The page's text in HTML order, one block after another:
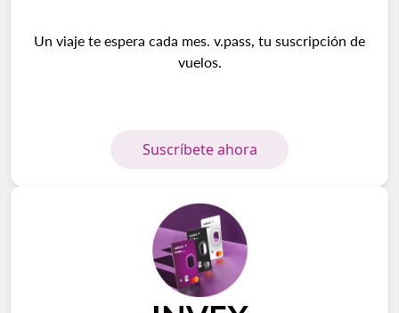
Un viaje te espera cada mes. v.pass, tu suscripción de
vuelos.
Suscríbete ahora